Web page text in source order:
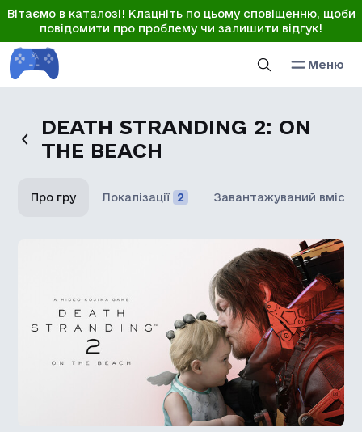
Вітаємо в каталозі! Клацніть по цьому сповіщенню, щоби
повідомити про проблему чи залишити відгук!
Меню
DEATH STRANDING 2: ON
THE BEACH
Про гру Локалізації 2 Завантажуваний вміст